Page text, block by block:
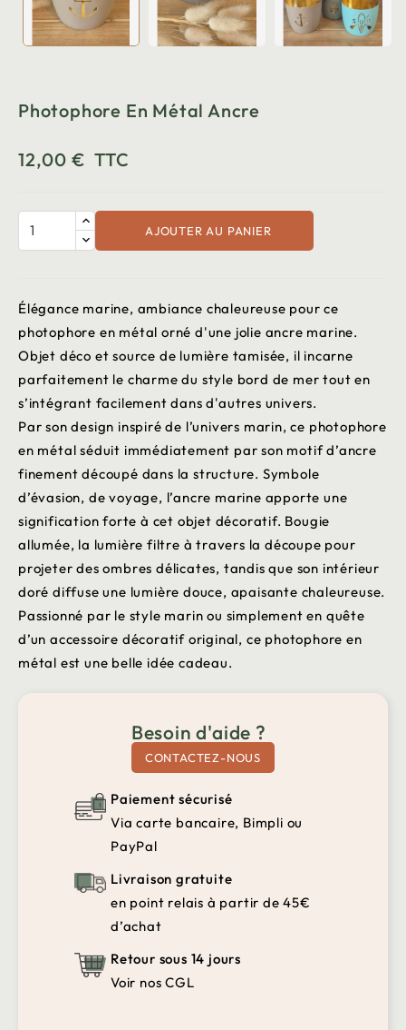
Photophore En Métal Ancre
12,00 € TTC
AJOUTER AU PANIER
Élégance marine, ambiance chaleureuse pour ce
photophore en métal orné d'une jolie ancre marine.
Objet déco et source de lumière tamisée, il incarne
parfaitement le charme du style bord de mer tout en
s’intégrant facilement dans d'autres univers.
Par son design inspiré de l’univers marin, ce photophore
en métal séduit immédiatement par son motif d’ancre
finement découpé dans la structure. Symbole
d’évasion, de voyage, l’ancre marine apporte une
signification forte à cet objet décoratif. Bougie
allumée, la lumière filtre à travers la découpe pour
projeter des ombres délicates, tandis que son intérieur
doré diffuse une lumière douce, apaisante chaleureuse.
Passionné par le style marin ou simplement en quête
d’un accessoire décoratif original, ce photophore en
métal est une belle idée cadeau.
Besoin d'aide ?
CONTACTEZ-NOUS
Paiement sécurisé
Via carte bancaire, Bimpli ou
PayPal
Livraison gratuite
en point relais à partir de 45€
d’achat
Retour sous 14 jours
Voir nos CGL